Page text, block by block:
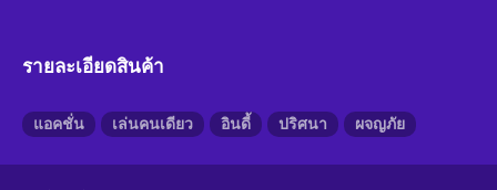
รายละเอียดสินค้า
แอคชั่น เล่นคนเดียว อินดี้ ปริศนา ผจญภัย